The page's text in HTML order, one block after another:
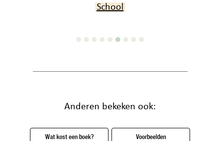
Verjaardag
Anderen bekeken ook:
Wat kost een boek? Voorbeelden